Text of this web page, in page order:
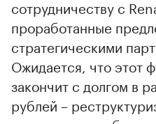
сотрудничеству с
проработанные
стратегическими
Ожидается, что этот
закончит с долгом в
рублей –